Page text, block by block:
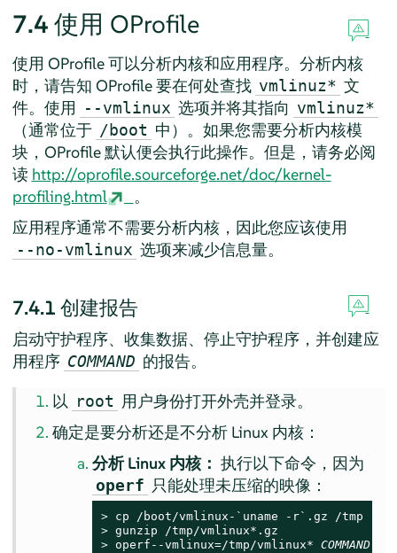
7.4 使用 OProfile
使用 OProfile 可以分析内核和应用程序。分析内核
时，请告知 OProfile 要在何处查找 vmlinuz* 文
件。使用
--vmlinux 选项并将其指向 vmlinuz*
（通常位于 /boot 中）。如果您需要分析内核模
块，OProfile 默认便会执行此操作。但是，请务必阅
读 http://oprofile.sourceforge.net/doc/kernel-
profiling.html
。
应用程序通常不需要分析内核，因此您应该使用
--no-vmlinux 选项来减少信息量。
7.4.1 创建报告
启动守护程序、收集数据、停止守护程序，并创建应
用程序 COMMAND 的报告。
以
root 用户身份打开外壳并登录。
确定是要分析还是不分析 Linux 内核：
分析 Linux 内核： 执行以下命令，因为
operf 只能处理未压缩的映像：
>
>
> operf--vmlinux=/tmp/vmlinux* COMMAND